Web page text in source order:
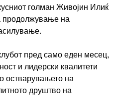
голман Живојин Илиќ
продолжување на
пред само еден месец,
и лидерски квалитети
остварувањето на
друштво на